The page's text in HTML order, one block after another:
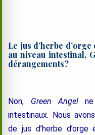
Le jus d’herbe
au niveau intestinal,
dérangements?
Non, Green Angelne
intestinaux. Nous
de jus d’herbe